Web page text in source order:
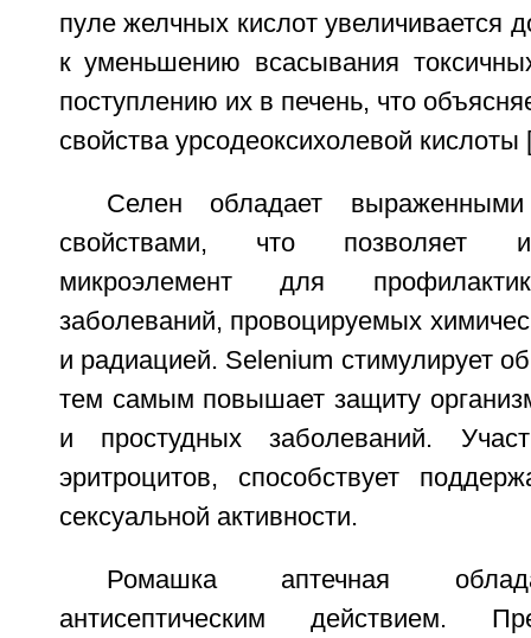
пуле желчных кислот увеличивается
к уменьшению всасывания
поступлению их в печень, что
свойства урсодеоксихолевой кислоты
Селен обладает выраженными
свойствами, что позволяет
микроэлемент для
заболеваний, провоцируемых
и радиацией. Selenium стимулирует
тем самым повышает защиту
и простудных заболеваний.
эритроцитов, способствует
сексуальной активности.
Ромашка аптечная
антисептическим действием.